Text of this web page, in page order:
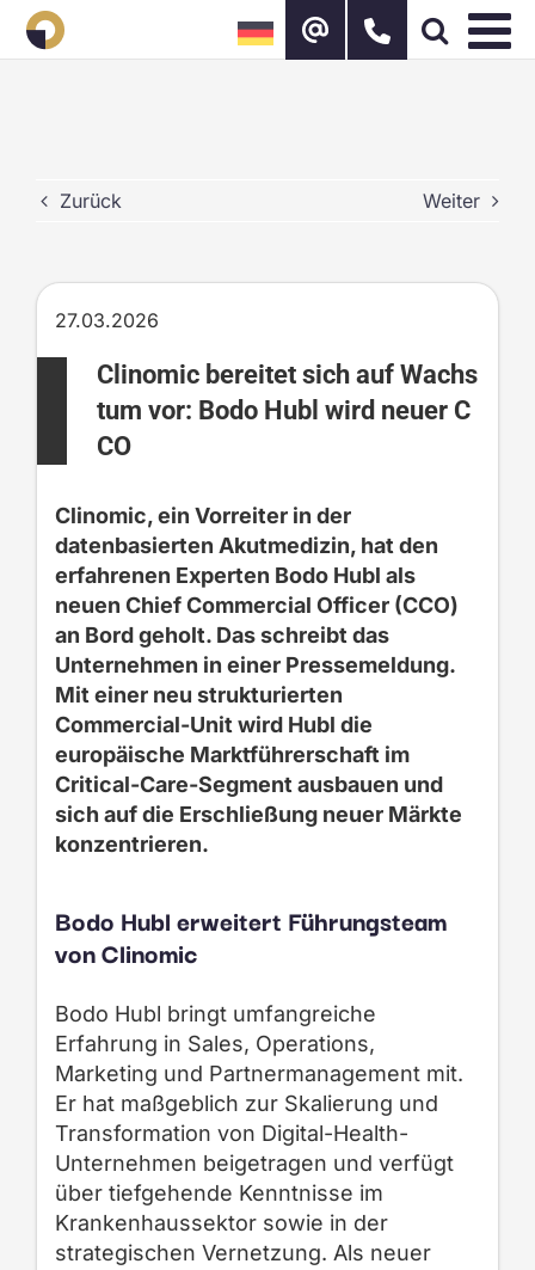
Zum
Inhalt
springen
Zurück Weiter
27.03.2026
Clinomic bereitet sich auf Wachs
tum vor: Bodo Hubl wird neuer C
CO
Clinomic, ein Vorreiter in der
datenbasierten Akutmedizin, hat den
erfahrenen Experten Bodo Hubl als
neuen Chief Commercial Officer (CCO)
an Bord geholt. Das schreibt das
Unternehmen in einer Pressemeldung.
Mit einer neu strukturierten
Commercial-Unit wird Hubl die
europäische Marktführerschaft im
Critical-Care-Segment ausbauen und
sich auf die Erschließung neuer Märkte
konzentrieren.
Bodo Hubl erweitert Führungsteam
von Clinomic
Bodo Hubl bringt umfangreiche
Erfahrung in Sales, Operations,
Marketing und Partnermanagement mit.
Er hat maßgeblich zur Skalierung und
Transformation von Digital-Health-
Unternehmen beigetragen und verfügt
über tiefgehende Kenntnisse im
Krankenhaussektor sowie in der
strategischen Vernetzung. Als neuer